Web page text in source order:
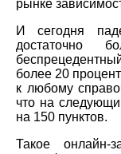
рынке
И сегодня
достаточно
более 20
к любому
что на
на 150 пунктов.
Такое онлайн-